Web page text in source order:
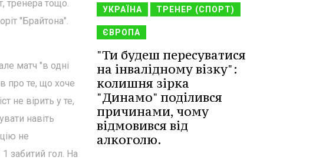
тренера тощо.
"Брайтона".
матч "в одні
про те, що хоче
не вірить у те,
навіть
не
1 забитий гол. На
УКРАЇНА ТРЕНЕР (СПОРТ)
ЄВРОПА
"Ти будеш пересуватися
на інвалідному візку":
колишня зірка
"Динамо" поділився
причинами, чому
відмовився від
алкоголю.